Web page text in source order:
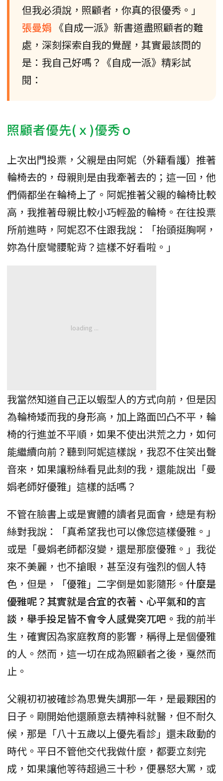
但我必須說，照顧者，你真的很優秀。」
張曼娟 《自成一派》新書道盡照顧者的難
處，深刻探索自我的覺醒，其實最該問的
是：我自己好嗎？《自成一派》精彩試
閱：
照顧者優先(ｘ)優秀ｏ
上次出門投票，父親是由阿妮（外籍看護）推著
輪椅去的，母親則是由我牽著去的；這一回，他
們倆都坐在輪椅上了。阿妮推著父親的輪椅比較
高，我推著母親比較小巧輕盈的輪椅。在往投票
所前進時，阿妮忍不住跟我說：「抬頭挺胸啊，
妳為什麼彎腰駝背？這樣不好看啦。」
我當然知道自己正以蝦型人的方式向前，但是因
為輪椅矮而我的身形高，加上路面凹凸不平，輪
椅的行進並不平順，如果不使出洪荒之力，如何
能繼續向前？聽到阿妮這樣說，我忍不住笑出聲
音來，如果讓粉絲看見此刻的我，還能說出「曼
娟老師好優雅」這樣的話嗎？
不管在臉書上或是實體的讀者見面會，總是有粉
絲對我說：「真希望我也可以像您這樣優雅。」
或是「曼娟老師都沒變，還是那麼優雅。」我從
來不美麗，也不搶眼，甚至沒有強烈的個人特
色，但是，「優雅」二字倒是如影隨形。 什麼是
優雅呢？其實就是合宜的衣著、心平氣和的言
談，舉手投足皆不會令人感覺突兀吧。 我的前半
生，確實因為家庭教育的影響，稱得上是個優雅
的人。然而，這一切在成為照顧者之後，戛然而
止。
父親初初被確診為思覺失調那一年，是最艱困的
日子。剛開始他還願意去精神科就醫，但不耐久
候，那是「八十五歲以上優先看診」還未啟動的
時代。平日不管他交代我做什麼，都要立刻完
成，如果讓他等待超過三十秒，便暴怒大罵，或